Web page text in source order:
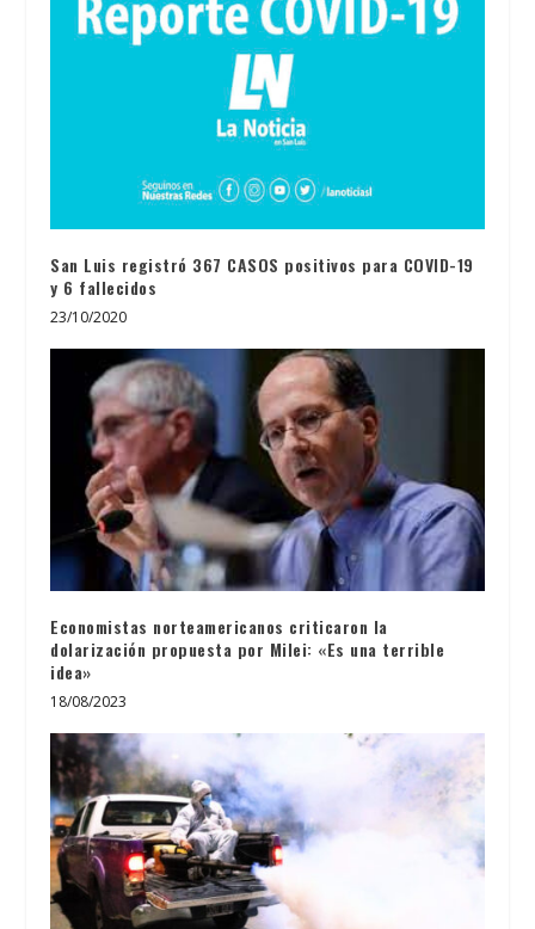
San Luis registró 367 CASOS positivos para COVID-19
y 6 fallecidos
23/10/2020
Economistas norteamericanos criticaron la
dolarización propuesta por Milei: «Es una terrible
idea»
18/08/2023